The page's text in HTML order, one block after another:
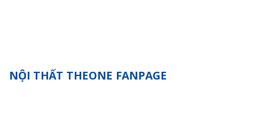
NỘI THẤT THEONE FANPAGE